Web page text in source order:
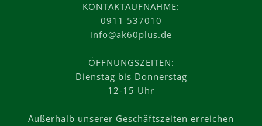
KONTAKTAUFNAHME:
0911 537010
info@ak60plus.de
ÖFFNUNGSZEITEN:
Dienstag bis Donnerstag
12-15 Uhr
Außerhalb unserer Geschäftszeiten erreichen